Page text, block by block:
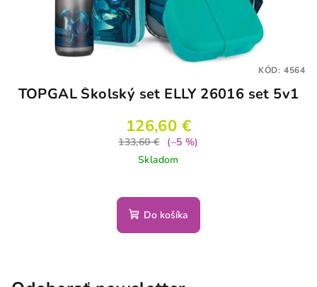
TOPGAL Školský set ELLY 26016 set 5v1
126,60 €
133,60 €
(–5 %)
Skladom
Do košíka
KÓD: 4564